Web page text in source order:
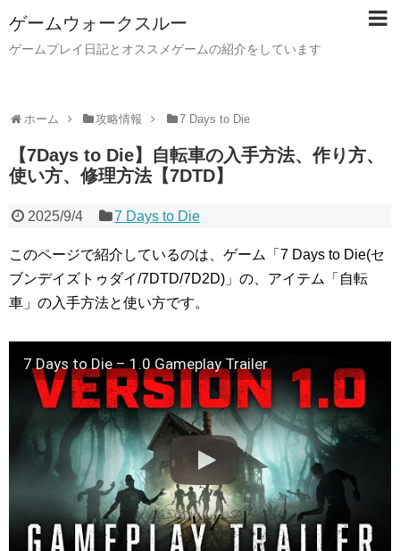
ゲームウォークスルー
ゲームプレイ日記とオススメゲームの紹介をしています
ホーム 攻略情報 7 Days to Die
【7Days to Die】自転車の入手方法、作り方、
使い方、修理方法【7DTD】
2025/9/4 7 Days to Die
このページで紹介しているのは、ゲーム「7 Days to Die(セ
ブンデイズトゥダイ/7DTD/7D2D)」の、アイテム「自転
車」の入手方法と使い方です。
7 Days to Die – 1.0 Gameplay Trailer